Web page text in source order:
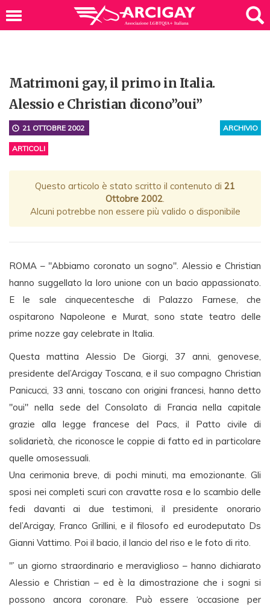
Matrimoni gay, il primo in Italia.
Alessio e Christian dicono”oui”
ARCHIVIO
21 OTTOBRE 2002
ARTICOLI
Questo articolo è stato scritto il contenuto di 21
Ottobre 2002.
Alcuni potrebbe non essere più valido o disponibile
ROMA – "Abbiamo coronato un sogno". Alessio e Christian
hanno suggellato la loro unione con un bacio appassionato.
E le sale cinquecentesche di Palazzo Farnese, che
ospitarono Napoleone e Murat, sono state teatro delle
prime nozze gay celebrate in Italia.
Questa mattina Alessio De Giorgi, 37 anni, genovese,
presidente del’Arcigay Toscana, e il suo compagno Christian
Panicucci, 33 anni, toscano con origini francesi, hanno detto
"oui" nella sede del Consolato di Francia nella capitale
grazie alla legge francese del Pacs, il Patto civile di
solidarietà, che riconosce le coppie di fatto ed in particolare
quelle omosessuali.
Una cerimonia breve, di pochi minuti, ma emozionante. Gli
sposi nei completi scuri con cravatte rosa e lo scambio delle
fedi davanti ai due testimoni, il presidente onorario
del’Arcigay, Franco Grillini, e il filosofo ed eurodeputato Ds
Gianni Vattimo. Poi il bacio, il lancio del riso e le foto di rito.
"’ un giorno straordinario e meraviglioso – hanno dichiarato
Alessio e Christian – ed è la dimostrazione che i sogni si
possono ancora coronare. Può essere ‘occasione per